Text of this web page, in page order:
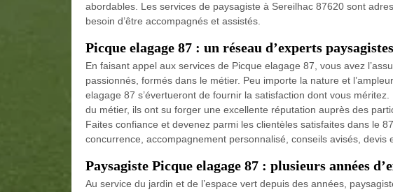
abordables. Les services de paysagiste à Sereilhac 87620 sont
besoin d’être accompagnés et assistés.
Picque elagage 87 : un réseau d’experts paysagistes
En faisant appel aux services de Picque elagage 87, vous avez
passionnés, formés dans le métier. Peu importe la nature et
elagage 87 s’évertueront de fournir la satisfaction dont vous
du métier, ils ont su forger une excellente réputation auprès des
Faites confiance et devenez parmi les clientèles satisfaites dans le
concurrence, accompagnement personnalisé, conseils avisés, devis
Paysagiste Picque elagage 87 : plusieurs années
Au service du jardin et de l’espace vert depuis des années,